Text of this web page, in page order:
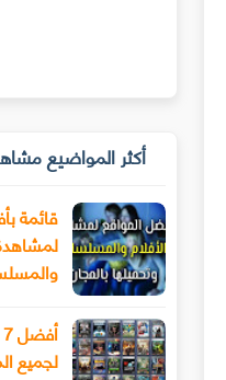
أكثر المواضيع
قائمة
لجميع